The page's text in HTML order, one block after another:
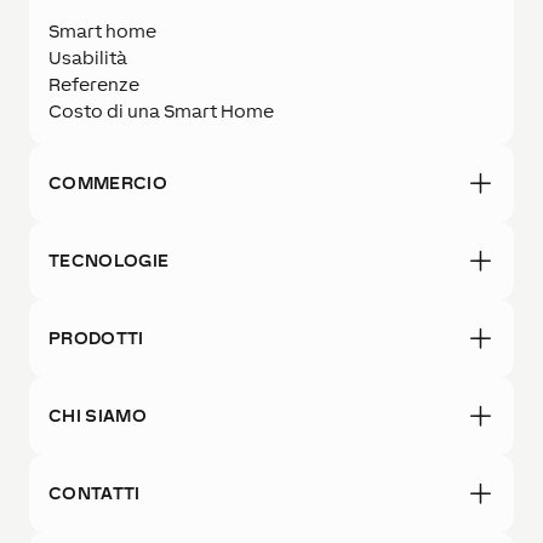
Smart home
Usabilità
Referenze
Costo di una Smart Home
COMMERCIO
TECNOLOGIE
PRODOTTI
CHI SIAMO
CONTATTI